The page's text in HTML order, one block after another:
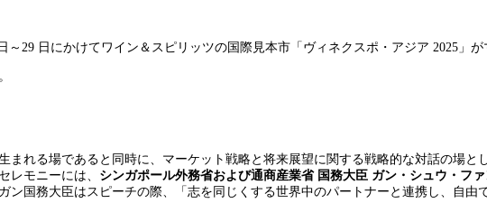
～ 29 日にかけてワイン＆スピリッツの国際見本市「ヴィネクスポ・アジア 2025 」
まれる場であると同時に、マーケット戦略と将来展望に関する戦略的な対話の場
レモニーには、 シンガポール外務省および通商産業省 国務大臣 ガン・シュウ・フ
ン国務大臣はスピーチの際、「志を同じくする世界中のパートナーと連携し、自